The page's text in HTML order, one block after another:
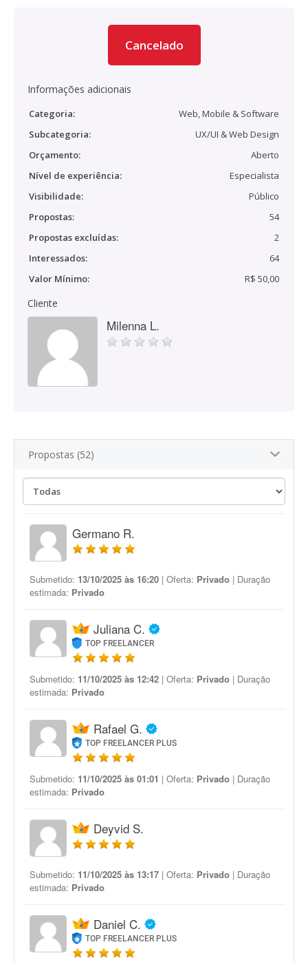
Cancelado
Informações adicionais
Categoria:
Web, Mobile & Software
Subcategoria:
UX/UI & Web Design
Orçamento:
Aberto
Nível de experiência:
Especialista
Visibilidade:
Público
Propostas:
54
Propostas excluídas:
2
Interessados:
64
Valor Mínimo:
R$ 50,00
Cliente
Milenna L.
Propostas (52)
Germano R.
Submetido: 13/10/2025 às 16:20 | Oferta: Privado | Duração
estimada: Privado
Juliana C.
TOP FREELANCER
Submetido: 11/10/2025 às 12:42 | Oferta: Privado | Duração
estimada: Privado
Rafael G.
TOP FREELANCER PLUS
Submetido: 11/10/2025 às 01:01 | Oferta: Privado | Duração
estimada: Privado
Deyvid S.
Submetido: 11/10/2025 às 13:17 | Oferta: Privado | Duração
estimada: Privado
Daniel C.
TOP FREELANCER PLUS